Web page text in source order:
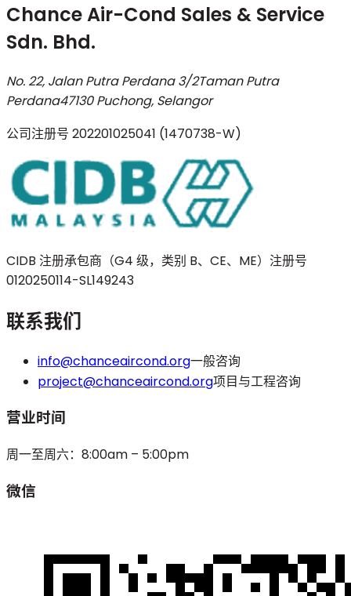
Chance Air-Cond Sales & Service
Sdn. Bhd.
No. 22, Jalan Putra Perdana 3/2Taman Putra
Perdana47130 Puchong, Selangor
公司注册号 202201025041 (1470738-W)
CIDB 注册承包商（G4 级，类别 B、CE、ME） 注册号
0120250114-SL149243
联系我们
info@chanceaircond.org一般咨询
project@chanceaircond.org项目与工程咨询
营业时间
周一至周六：8:00am – 5:00pm
微信